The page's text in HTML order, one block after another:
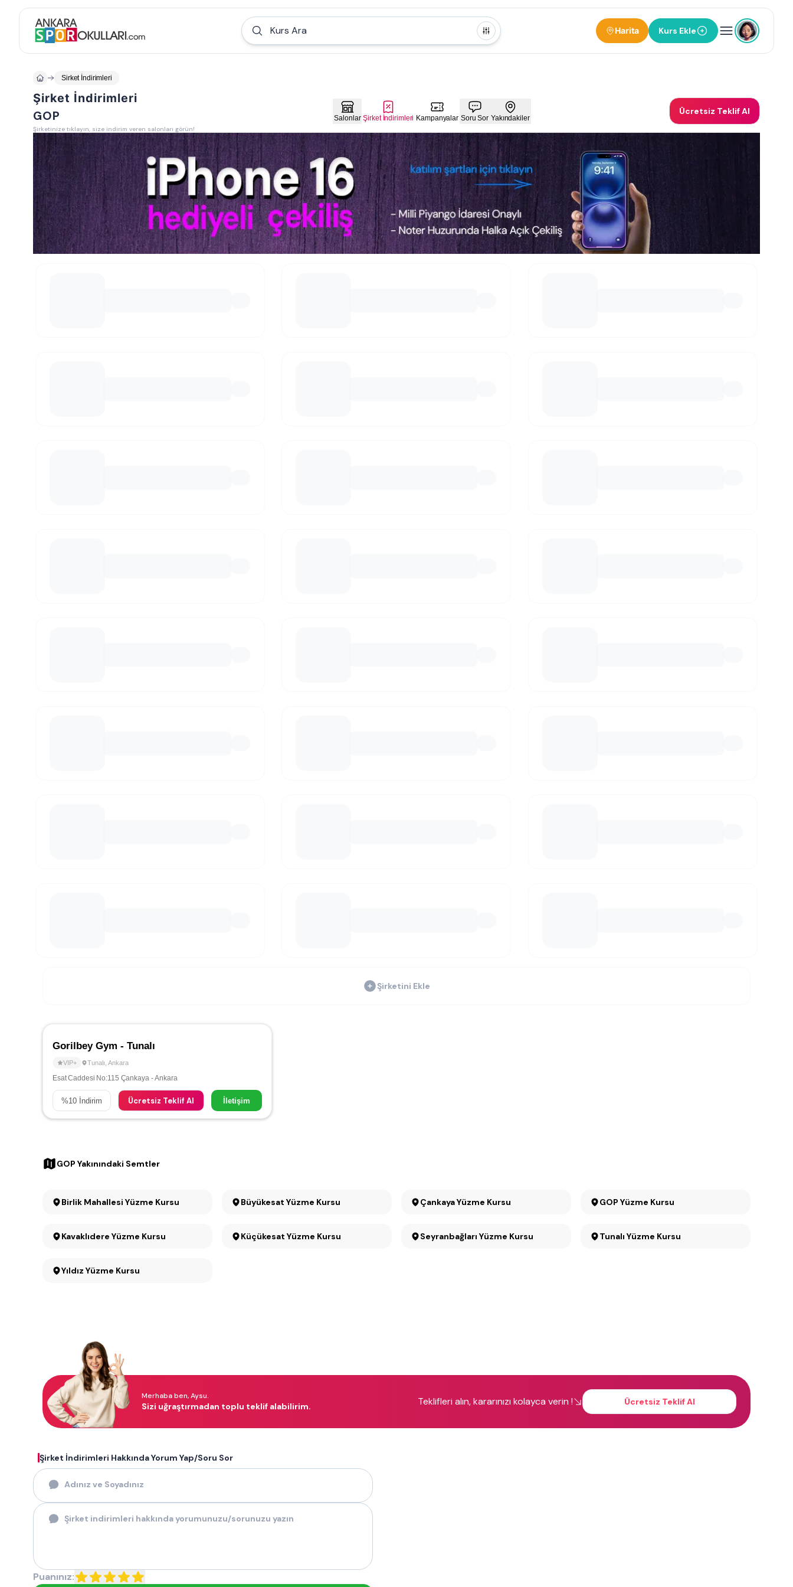
Kurs Ara Harita Kurs Ekle
Sirket İndirimleri
Şirket İndirimleri
GOP
Şirketinize tıklayın, size indirim veren salonları görün!
Salonlar Şirket İndirimleri Kampanyalar Soru Sor Yakındakiler
Ücretsiz Teklif Al
Şirketini Ekle
Gorilbey Gym - Tunalı
VIP+ Tunalı Ankara
Esat Caddesi No:115 Çankaya - Ankara
%10 İndirim Ücretsiz Teklif Al İletişim
GOP Yakınındaki Semtler
Birlik Mahallesi Yüzme Kursu Büyükesat Yüzme Kursu Çankaya Yüzme Kursu GOP Yüzme Kursu
Kavaklıdere Yüzme Kursu Küçükesat Yüzme Kursu Seyranbağları Yüzme Kursu Tunalı Yüzme Kursu
Yıldız Yüzme Kursu
Merhaba ben, Aysu.
Sizi uğraştırmadan toplu teklif alabilirim. Teklifleri alın, kararınızı kolayca verin ! Ücretsiz Teklif Al
Şirket İndirimleri Hakkında Yorum Yap/Soru Sor
Puanınız: